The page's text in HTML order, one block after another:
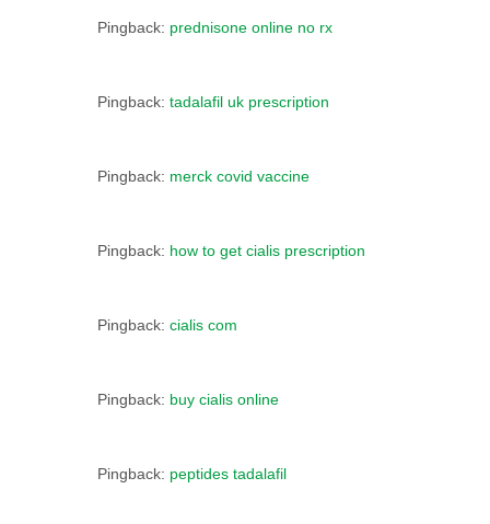
Pingback: prednisone online no rx
Pingback: tadalafil uk prescription
Pingback: merck covid vaccine
Pingback: how to get cialis prescription
Pingback: cialis com
Pingback: buy cialis online
Pingback: peptides tadalafil